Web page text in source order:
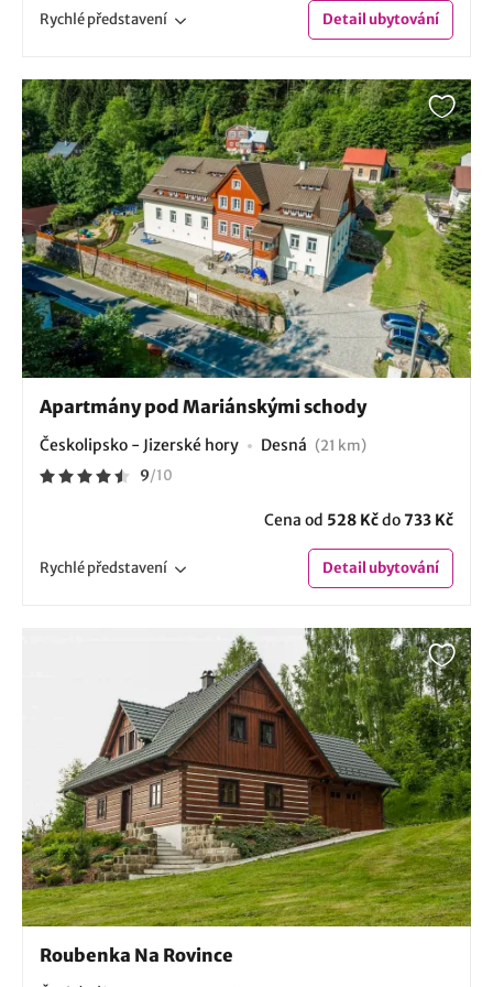
Rychlépředstavení Detailubytování
Apartmány pod Mariánskými schody
Českolipsko - Jizerské hory Desná (21 km)
9/10
Cena od 528 Kčdo733 Kč
Rychlépředstavení Detailubytování
Roubenka Na Rovince